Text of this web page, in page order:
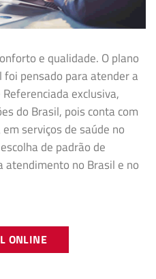
e qualidade. O plano
foi pensado para atender a
exclusiva,
do Brasil, pois conta com
serviços de saúde no
escolha de padrão de
atendimento no Brasil e no
ONLINE